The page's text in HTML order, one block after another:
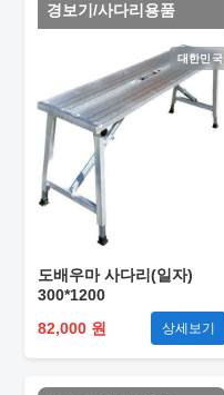
경보기/사다리용품
대한민국
도배우마 사다리(일자)
300*1200
82,000 원
상세보기